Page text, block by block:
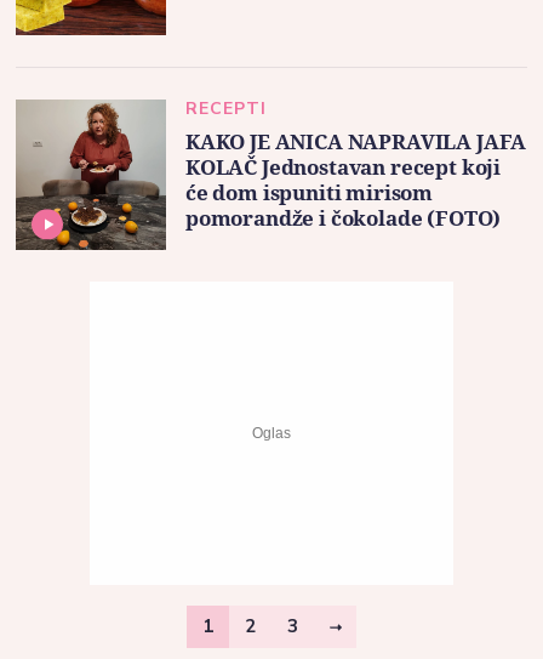
RECEPTI
KAKO JE ANICA NAPRAVILA JAFA
KOLAČ Jednostavan recept koji
će dom ispuniti mirisom
pomorandže i čokolade (FOTO)
1 2 3